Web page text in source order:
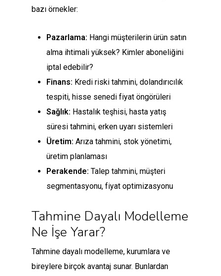
bazı örnekler:
Pazarlama: Hangi müşterilerin ürün satın
alma ihtimali yüksek? Kimler aboneliğini
iptal edebilir?
Finans: Kredi riski tahmini, dolandırıcılık
tespiti, hisse senedi fiyat öngörüleri
Sağlık: Hastalık teşhisi, hasta yatış
süresi tahmini, erken uyarı sistemleri
Üretim: Arıza tahmini, stok yönetimi,
üretim planlaması
Perakende: Talep tahmini, müşteri
segmentasyonu, fiyat optimizasyonu
Tahmine Dayalı Modelleme
Ne İşe Yarar?
Tahmine dayalı modelleme, kurumlara ve
bireylere birçok avantaj sunar. Bunlardan